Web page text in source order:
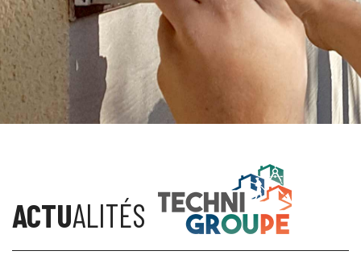
ACTUALITÉS